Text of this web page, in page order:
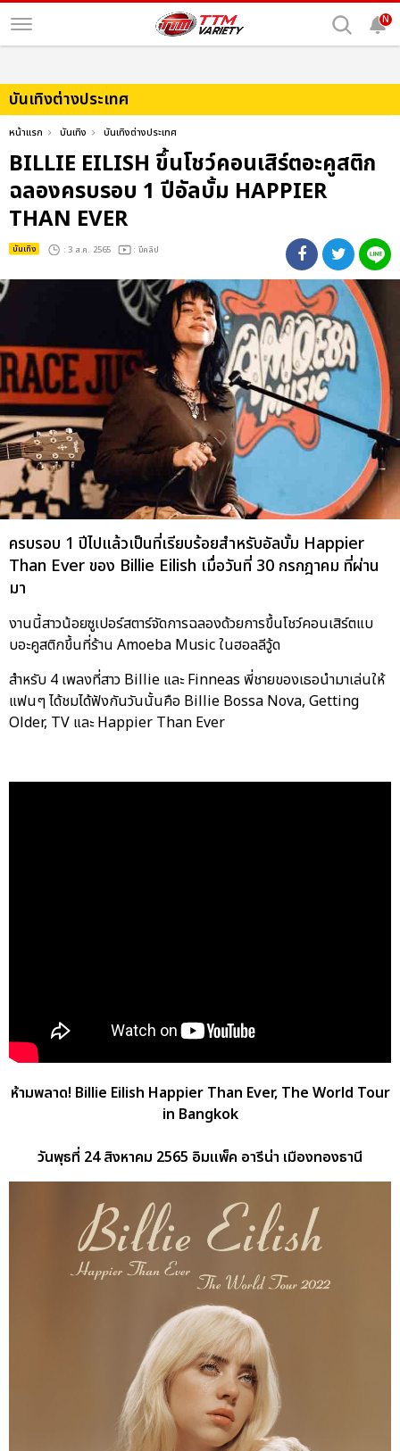
N
บันเทิงต่างประเทศ
หน้าแรก บันเทิง บันเทิงต่างประเทศ
BILLIE EILISH ขึ้นโชว์คอนเสิร์ตอะคูสติก
ฉลองครบรอบ 1 ปีอัลบั้ม HAPPIER
THAN EVER
บันเทิง : 3 ส.ค. 2565 : มีคลิป
ครบรอบ 1 ปีไปแล้วเป็นที่เรียบร้อยสำหรับอัลบั้ม Happier
Than Ever ของ Billie Eilish เมื่อวันที่ 30 กรกฎาคม ที่ผ่าน
มา
งานนี้สาวน้อยซูเปอร์สตาร์จัดการฉลองด้วยการขึ้นโชว์คอนเสิร์ตแบ
บอะคูสติกขึ้นที่ร้าน Amoeba Music ในฮอลลีวู้ด
สำหรับ 4 เพลงที่สาว Billie และ Finneas พี่ชายของเธอนำมาเล่นให้
แฟนๆ ได้ชมได้ฟังกันวันนั้นคือ Billie Bossa Nova, Getting
Older, TV และ Happier Than Ever
ห้ามพลาด! Billie Eilish Happier Than Ever, The World Tour
in Bangkok
วันพุธที่ 24 สิงหาคม 2565 อิมแพ็ค อารีน่า เมืองทองธานี